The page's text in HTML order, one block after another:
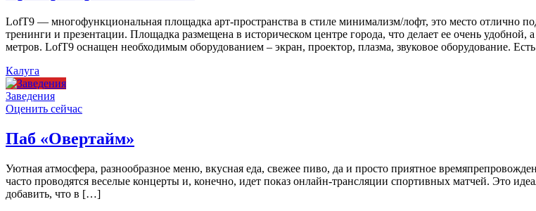
LofT9 — многофункциональная площадка арт-пространства в стиле минимализм/лофт, это место отлично
тренинги и презентации. Площадка размещена в историческом центре города, что делает ее очень удобной,
метров. LofT9 оснащен необходимым оборудованием – экран, проектор, плазма, звуковое оборудование.
Калуга
Заведения
Оценить сейчас
Паб «Овертайм»
Уютная атмосфера, разнообразное меню, вкусная еда, свежее пиво, да и просто приятное
часто проводятся веселые концерты и, конечно, идет показ онлайн-трансляции спортивных матчей. Это
добавить, что в […]